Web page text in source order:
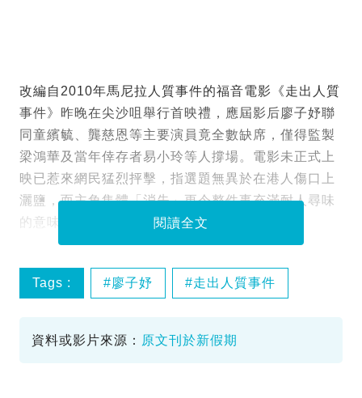
改編自2010年馬尼拉人質事件的福音電影《走出人質
事件》昨晚在尖沙咀舉行首映禮，應屆影后廖子妤聯
同童繽毓、龔慈恩等主要演員竟全數缺席，僅得監製
梁鴻華及當年倖存者易小玲等人撐場。電影未正式上
映已惹來網民猛烈抨擊，指選題無異於在港人傷口上
灑鹽，而主角集體「消失」更令整件事充滿耐人尋味
的意味。
閱讀全文
Tags : 廖子妤 走出人質事件
資料或影片來源： 原文刊於新假期